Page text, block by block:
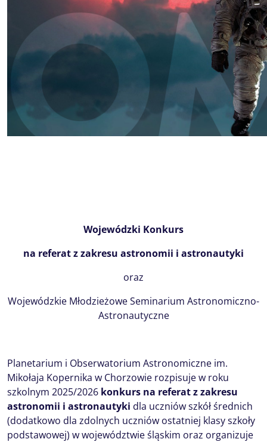
Wojewódzki Konkurs
na referat z zakresu astronomii i astronautyki
oraz
Wojewódzkie Młodzieżowe Seminarium Astronomiczno-
Astronautyczne
Planetarium i Obserwatorium Astronomiczne im.
Mikołaja Kopernika w Chorzowie rozpisuje w roku
szkolnym 2025/2026 konkurs na referat z zakresu
astronomii i astronautyki dla uczniów szkół średnich
(dodatkowo dla zdolnych uczniów ostatniej klasy szkoły
podstawowej) w województwie śląskim oraz organizuje